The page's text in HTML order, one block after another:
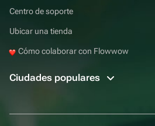
Centro de soporte
Ubicar una tienda
Cómo colaborar con Flowwow
Ciudades populares